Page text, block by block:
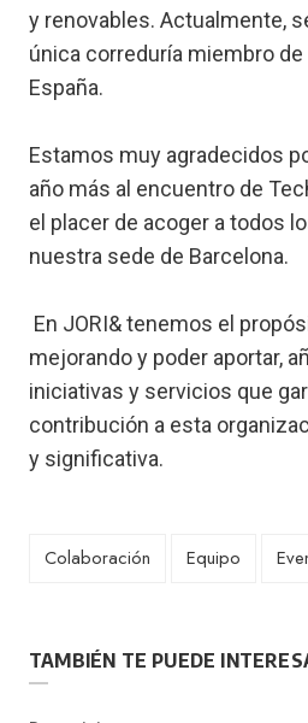
y renovables. Actualmente,
única correduría miembro
España.
Estamos muy agradecidos
año más al encuentro de
el placer de acoger a todos
nuestra sede de Barcelona.
En JORI& tenemos el
mejorando y poder aportar,
iniciativas y servicios que
contribución a esta
y significativa.
Colaboración Equipo
TAMBIÉN TE PUEDE